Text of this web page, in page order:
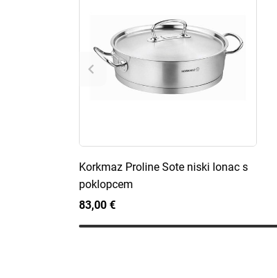
Korkmaz Proline Sote niski lonac s
poklopcem
83,00 €